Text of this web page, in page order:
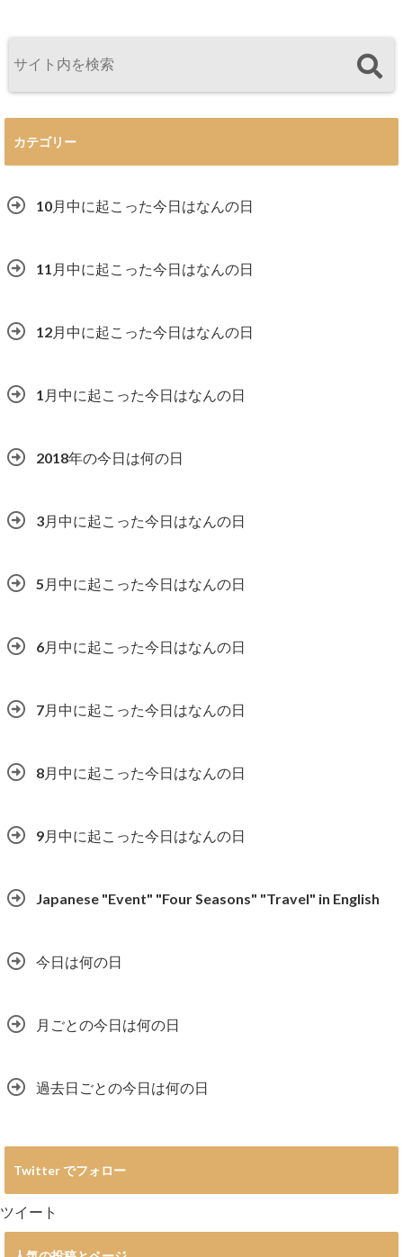
カテゴリー
10月中に起こった今日はなんの日
11月中に起こった今日はなんの日
12月中に起こった今日はなんの日
1月中に起こった今日はなんの日
2018年の今日は何の日
3月中に起こった今日はなんの日
5月中に起こった今日はなんの日
6月中に起こった今日はなんの日
7月中に起こった今日はなんの日
8月中に起こった今日はなんの日
9月中に起こった今日はなんの日
Japanese "Event" "Four Seasons" "Travel" in English
今日は何の日
月ごとの今日は何の日
過去日ごとの今日は何の日
Twitter でフォロー
ツイート